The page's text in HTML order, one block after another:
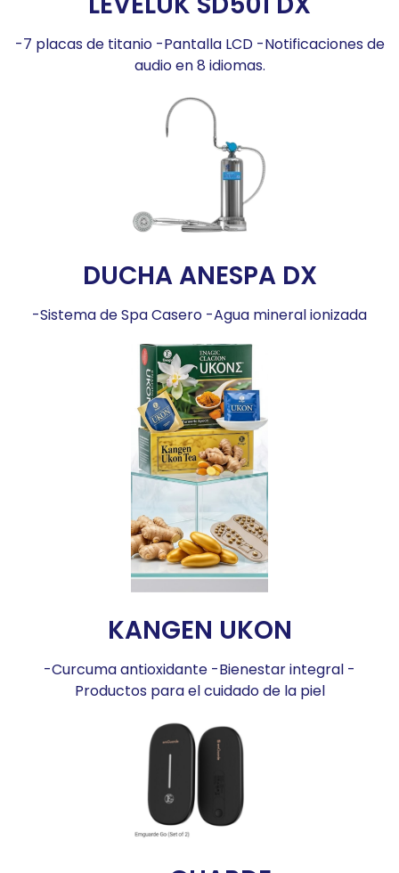
-7 placas de titanio -Pantalla LCD -Notificaciones de
audio en 8 idiomas.
DUCHA ANESPA DX
-Sistema de Spa Casero -Agua mineral ionizada
KANGEN UKON
-Curcuma antioxidante -Bienestar integral -
Productos para el cuidado de la piel